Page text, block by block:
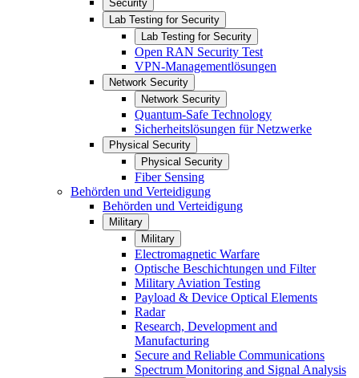
Security
Lab Testing for Security
Lab Testing for Security
Open RAN Security Test
VPN-Managementlösungen
Network Security
Network Security
Quantum-Safe Technology
Sicherheitslösungen für Netzwerke
Physical Security
Physical Security
Fiber Sensing
Behörden und Verteidigung
Behörden und Verteidigung
Military
Military
Electromagnetic Warfare
Optische Beschichtungen und Filter
Military Aviation Testing
Payload & Device Optical Elements
Radar
Research, Development and
Manufacturing
Secure and Reliable Communications
Spectrum Monitoring and Signal Analysis